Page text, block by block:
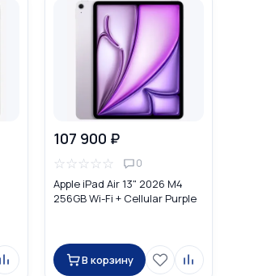
107 900 ₽
☆☆☆☆☆ 0
Apple iPad Air 13" 2026 M4
256GB Wi-Fi + Cellular Purple
В корзину